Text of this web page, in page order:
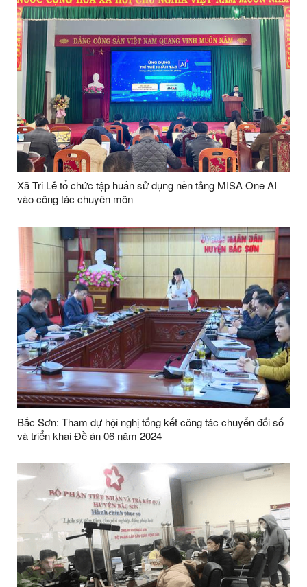
Xã Tri Lễ tổ chức tập huấn sử dụng nền tảng MISA One AI
vào công tác chuyên môn
Bắc Sơn: Tham dự hội nghị tổng kết công tác chuyển đổi số
và triển khai Đề án 06 năm 2024